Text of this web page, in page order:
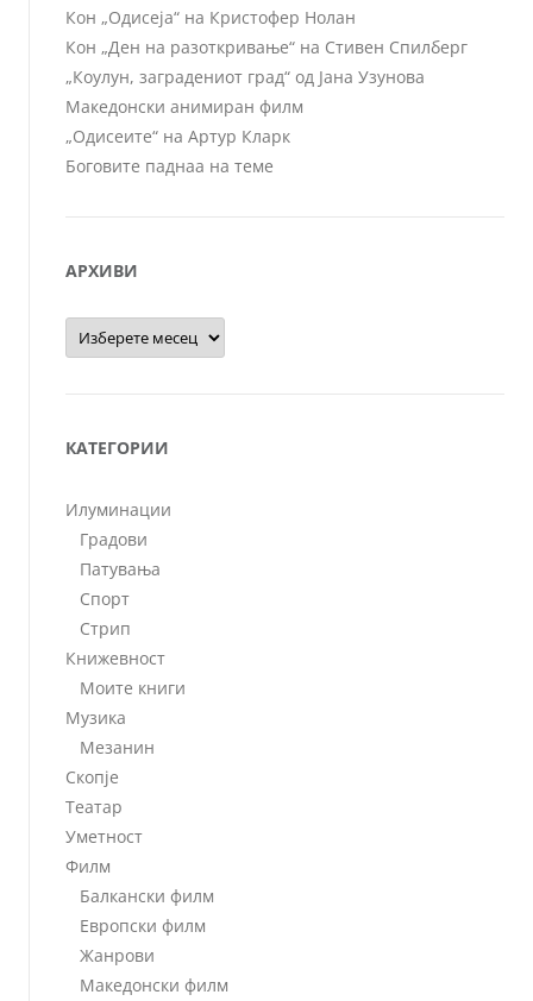
Кон „Одисеја“ на Кристофер Нолан
Кон „Ден на разоткривање“ на Стивен Спилберг
„Коулун, заградениот град“ од Јана Узунова
Македонски анимиран филм
„Одисеите“ на Артур Кларк
Боговите паднаа на теме
АРХИВИ
Архиви
КАТЕГОРИИ
Илуминации
Градови
Патувања
Спорт
Стрип
Книжевност
Моите книги
Музика
Мезанин
Скопје
Театар
Уметност
Филм
Балкански филм
Европски филм
Жанрови
Македонски филм